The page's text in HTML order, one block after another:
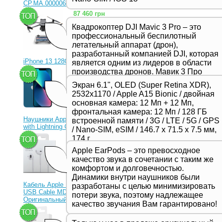
CP.MA.00000656.01)
Квадрокоптер DJI Mavic 3 Pro – это
профессиональный беспилотный
летательный аппарат (дрон),
разработанный компанией DJI, которая
является одним из лидеров в области
производства дронов. Мавик 3 Про
представляет собой новейшую модель
в серии Mavic и отличается высоким
качеством съемки, продвинутыми
функциями и улучшенной
производительностью,
предназначенной для
профессиональных фотографов и
видеооператоров.
87 460 грн
iPhone 13 128Gb Blue
Экран 6.1", OLED (Super Retina XDR),
2532x1170 / Apple A15 Bionic / двойная
основная камера: 12 Мп + 12 Мп,
фронтальная камера: 12 Мп / 128 ГБ
встроенной памяти / 3G / LTE / 5G / GPS
/ Nano-SIM, eSIM / 146.7 х 71.5 х 7.5 мм,
174 г
23 330 грн
Наушники Apple EarPods
with Lightning Connector
Apple EarPods – это превосходное
качество звука в сочетании с таким же
комфортом и долговечностью.
Динамики внутри наушников были
разработаны с целью минимизировать
потери звука, поэтому надлежащее
качество звучания Вам гарантировано!
1 350 грн
Кабель Apple Lightning to
USB Cable MD818ZM
Оригинальный!